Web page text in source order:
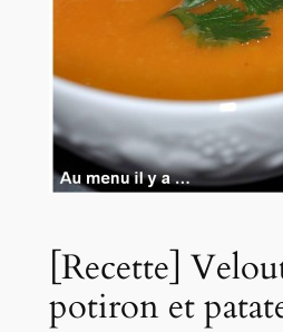
[Recette]
potiron et